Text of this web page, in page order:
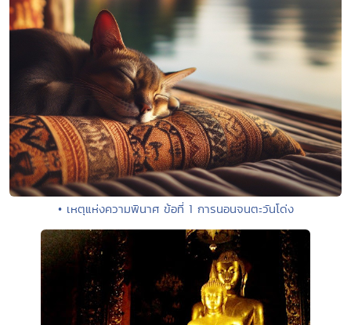
• เหตุแห่งความพินาศ ข้อที่ 1 การนอนจนตะวันโด่ง